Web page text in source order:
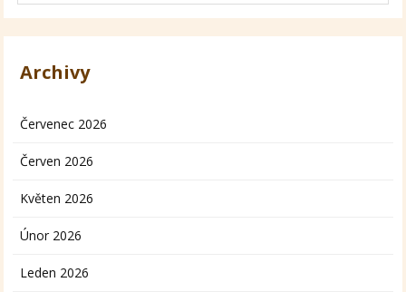
Archivy
Červenec 2026
Červen 2026
Květen 2026
Únor 2026
Leden 2026